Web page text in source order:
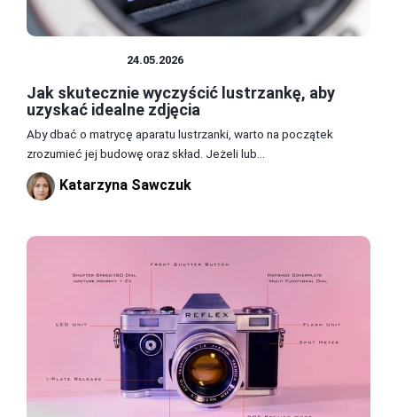
24.05.2026
Jak skutecznie wyczyścić lustrzankę, aby
uzyskać idealne zdjęcia
Aby dbać o matrycę aparatu lustrzanki, warto na początek
zrozumieć jej budowę oraz skład. Jeżeli lub...
Katarzyna Sawczuk